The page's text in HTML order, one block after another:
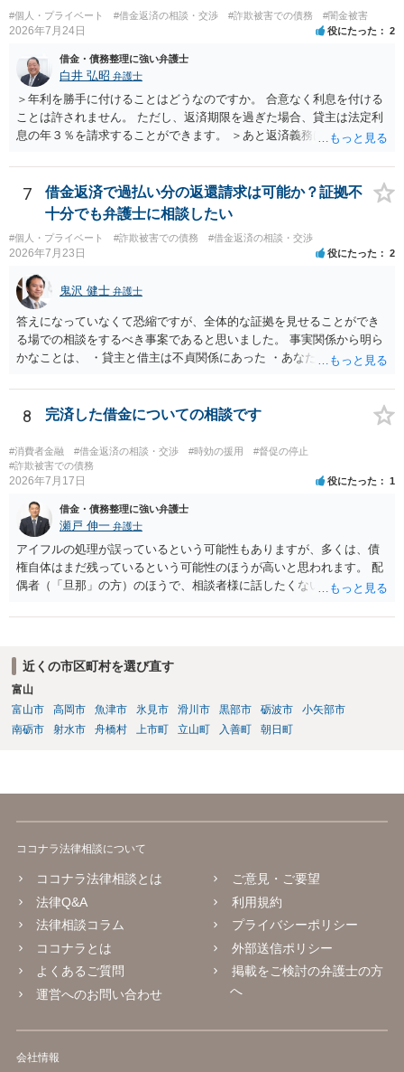
#個人・プライベート #借金返済の相談・交渉 #詐欺被害での債務 #闇金被害
2026年7月24日 役にたった 2
借金・債務整理に強い弁護士
白井 弘昭 弁護士
＞年利を勝手に付けることはどうなのですか。 合意なく利息を付ける
ことは許されません。 ただし、返済期限を過ぎた場合、貸主は法定利
息の年３％を請求することができます。 ＞あと返済義務はありますか
りたお金は返さなければいけませんし、勝手につけた利息は返済不要
です。 以上、ご参考まで。
7
借金返済で過払い分の返還請求は可能か？証拠不
十分でも弁護士に相談したい
#個人・プライベート #詐欺被害での債務 #借金返済の相談・交渉
2026年7月23日 役にたった 2
鬼沢 健士 弁護士
答えになっていなくて恐縮ですが、全体的な証拠を見せることができ
る場での相談をするべき事案であると思いました。 事実関係から明ら
かなことは、 ・貸主と借主は不貞関係にあった ・あなたから相手に金
想されるのは、 ・もらったものだ ・貸したかもしれないが、不法原因
給付ではない でしょう。 書かれた情報だけからは、不法原因給付であ
るといえそうなものはありませんでした。 不貞当事者間での貸金だか
らといって不法原因給付になるわけではありません。 あなたが性行為
をしたくてお金を払ってお願いしていたという事情などが必要です。
8 完済した借金についての相談です
#消費者金融 #借金返済の相談・交渉 #時効の援用
#督促の停止
#詐欺被害での債務
2026年7月17日 役にたった 1
借金・債務整理に強い弁護士
瀬戸 伸一 弁護士
アイフルの処理が誤っているという可能性もありますが、多くは、債
権自体はまだ残っているという可能性のほうが高いと思われます。 配
偶者（「旦那」の方）のほうで、相談者様に話したくない事情等もあ
援用という方法も取れる可能性があるため、御主人に法律事務所に相
せない事情もあるかもしれないのでおひとりで行ってもらうほうがい
いかもしれません。 配偶者の債務がある状態で配偶者が亡くなると債
務を相談者様が相続するという状態になる（相続放棄などの亡くなっ
てからの方法もありますが）ため、相談者様にも関係することだとし
て相談にいくようにお話してみてはどうでしょうか。
近くの市区町村を選び直す
富山
富山市
高岡市 魚津市 氷見市 滑川市 黒部市 砺波市
小矢部市
南砺市
射水市 舟橋村 上市町 立山町 入善町 朝日町
ココナラ法律相談について
ココナラ法律相談とは
法律Q&A
法律相談コラム
ココナラとは
よくあるご質問
運営へのお問い合わせ
ご意見・ご要望
利用規約
プライバシーポリシー
外部送信ポリシー
掲載をご検討の弁護士の方
へ
会社情報